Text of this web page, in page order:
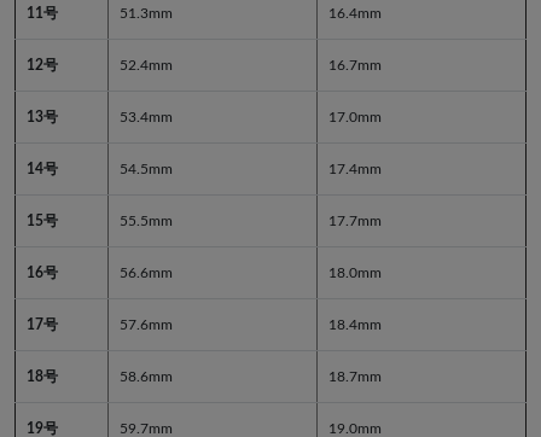
11号 51.3mm 16.4mm
12号 52.4mm 16.7mm
13号 53.4mm 17.0mm
14号 54.5mm 17.4mm
15号 55.5mm 17.7mm
16号 56.6mm 18.0mm
17号 57.6mm 18.4mm
18号 58.6mm 18.7mm
19号 59.7mm 19.0mm